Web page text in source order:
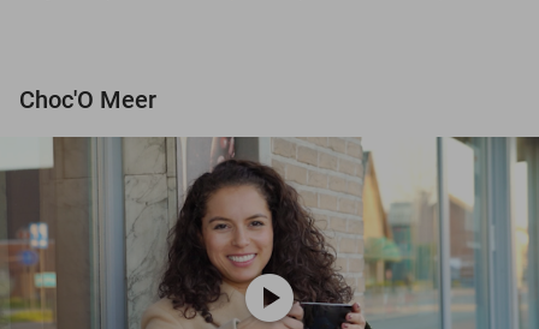
Choc'O Meer
play_circle